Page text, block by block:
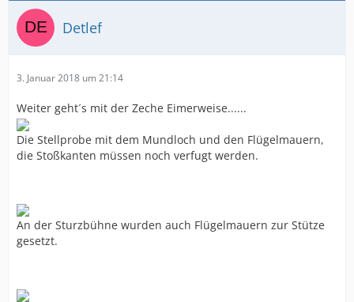
Detlef
3. Januar 2018 um 21:14
Weiter geht´s mit der Zeche Eimerweise......
Die Stellprobe mit dem Mundloch und den Flügelmauern,
die Stoßkanten müssen noch verfugt werden.
An der Sturzbühne wurden auch Flügelmauern zur Stütze
gesetzt.